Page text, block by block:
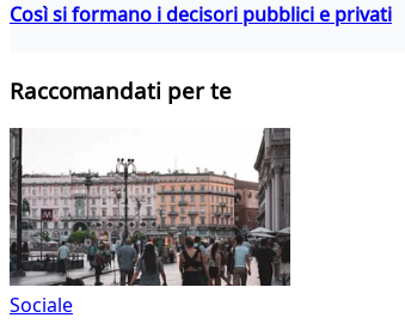
Così si formano i decisori pubblici e privati
Raccomandati per te
Sociale